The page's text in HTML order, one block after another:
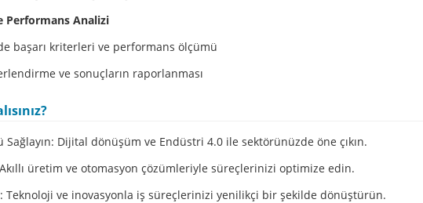
Performans Analizi
başarı kriterleri ve performans ölçümü
ve sonuçların raporlanması
Sağlayın: Dijital dönüşüm ve Endüstri 4.0 ile sektörünüzde öne çıkın.
üretim ve otomasyon çözümleriyle süreçlerinizi optimize edin.
Teknoloji ve inovasyonla iş süreçlerinizi yenilikçi bir şekilde dönüştürün.